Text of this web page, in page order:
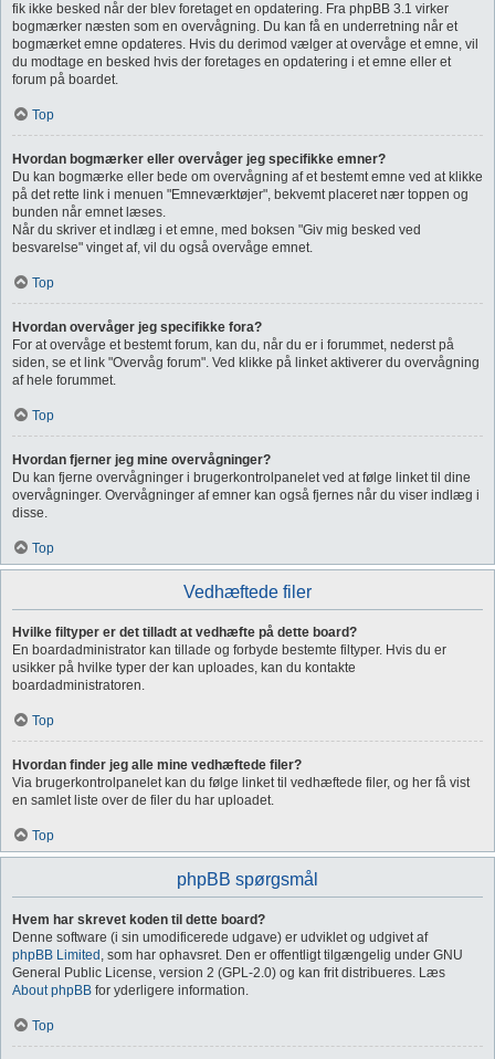
fik ikke besked når der blev foretaget en opdatering. Fra phpBB 3.1 virker
bogmærker næsten som en overvågning. Du kan få en underretning når et
bogmærket emne opdateres. Hvis du derimod vælger at overvåge et emne, vil
du modtage en besked hvis der foretages en opdatering i et emne eller et
forum på boardet.
Top
Hvordan bogmærker eller overvåger jeg specifikke emner?
Du kan bogmærke eller bede om overvågning af et bestemt emne ved at klikke
på det rette link i menuen "Emneværktøjer", bekvemt placeret nær toppen og
bunden når emnet læses.
Når du skriver et indlæg i et emne, med boksen "Giv mig besked ved
besvarelse" vinget af, vil du også overvåge emnet.
Top
Hvordan overvåger jeg specifikke fora?
For at overvåge et bestemt forum, kan du, når du er i forummet, nederst på
siden, se et link "Overvåg forum". Ved klikke på linket aktiverer du overvågning
af hele forummet.
Top
Hvordan fjerner jeg mine overvågninger?
Du kan fjerne overvågninger i brugerkontrolpanelet ved at følge linket til dine
overvågninger. Overvågninger af emner kan også fjernes når du viser indlæg i
disse.
Top
Vedhæftede filer
Hvilke filtyper er det tilladt at vedhæfte på dette board?
En boardadministrator kan tillade og forbyde bestemte filtyper. Hvis du er
usikker på hvilke typer der kan uploades, kan du kontakte
boardadministratoren.
Top
Hvordan finder jeg alle mine vedhæftede filer?
Via brugerkontrolpanelet kan du følge linket til vedhæftede filer, og her få vist
en samlet liste over de filer du har uploadet.
Top
phpBB spørgsmål
Hvem har skrevet koden til dette board?
Denne software (i sin umodificerede udgave) er udviklet og udgivet af
phpBB Limited , som har ophavsret. Den er offentligt tilgængelig under GNU
General Public License, version 2 (GPL-2.0) og kan frit distribueres. Læs
About phpBB for yderligere information.
Top